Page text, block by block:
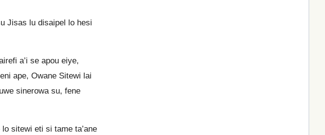
Jisas lu disaipel lo hesi
a’i se apou eiye,
ape, Owane Sitewi lai
sinerowa su, fene
sitewi eti si tame ta’ane